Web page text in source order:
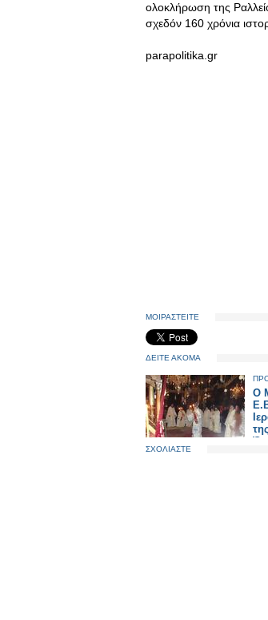
ολοκλήρωση της
σχεδόν 160 χρόνια
parapolitika.gr
ΜΟΙΡΑΣΤΕΙΤΕ
ΔΕΙΤΕ ΑΚΟΜΑ
Ο
ΣΧΟΛΙΑΣΤΕ